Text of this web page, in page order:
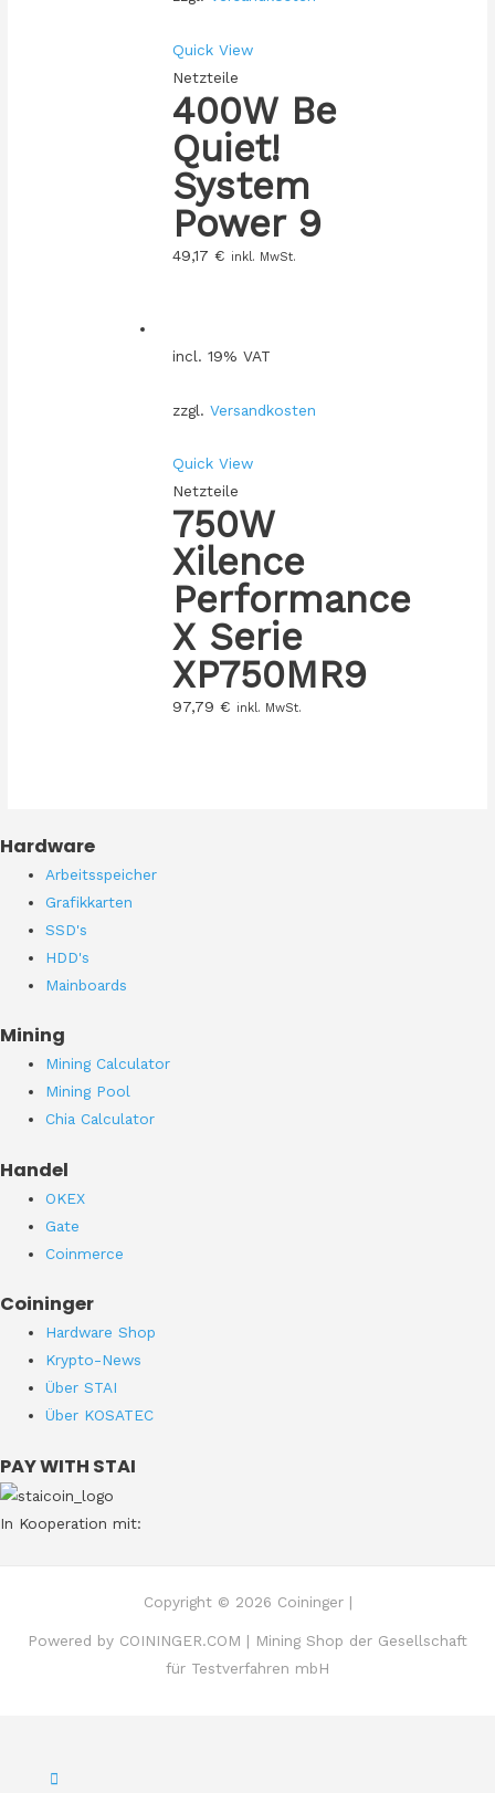
Quick View
Netzteile
400W Be
Quiet!
System
Power 9
49,17 € inkl. MwSt.
incl. 19% VAT
zzgl. Versandkosten
Quick View
Netzteile
750W
Xilence
Performance
X Serie
XP750MR9
97,79 € inkl. MwSt.
Hardware
Arbeitsspeicher
Grafikkarten
SSD's
HDD's
Mainboards
Mining
Mining Calculator
Mining Pool
Chia Calculator
Handel
OKEX
Gate
Coinmerce
Coininger
Hardware Shop
Krypto-News
Über STAI
Über KOSATEC
PAY WITH STAI
In Kooperation mit:
Copyright © 2026 Coininger |
Powered by COININGER.COM | Mining Shop der Gesellschaft
für Testverfahren mbH